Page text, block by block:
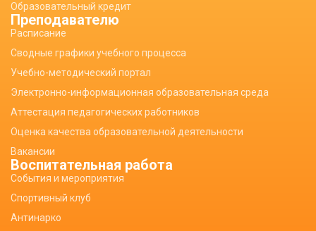
Образовательный кредит
Преподавателю
Расписание
Сводные графики учебного процесса
Учебно-методический портал
Электронно-информационная образовательная среда
Аттестация педагогических работников
Оценка качества образовательной деятельности
Вакансии
Воспитательная работа
События и мероприятия
Спортивный клуб
Антинарко